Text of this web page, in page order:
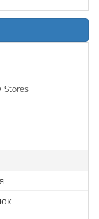
Stores